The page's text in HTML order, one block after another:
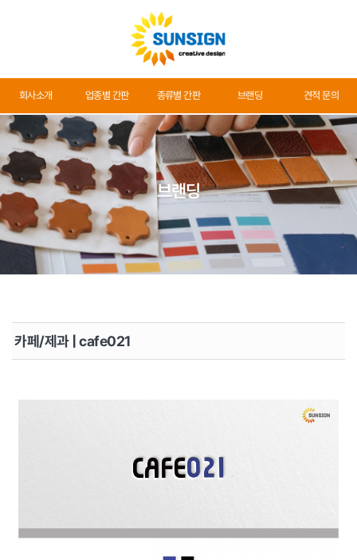
회사소개
업종별 간판
종류별 간판
브랜딩
견적 문의
회사소개 업종별 간판 종류별 간판 브랜딩 견적 문의
브랜딩
카페/제과 | cafe021